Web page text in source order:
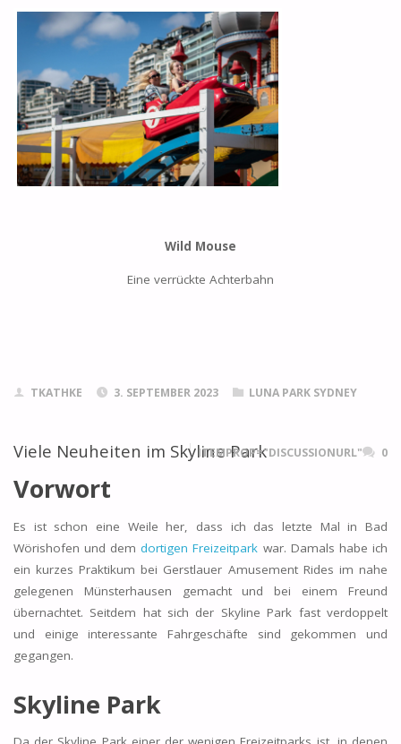
Wild Mouse
Eine verrückte Achterbahn
TKATHKE 3. SEPTEMBER 2023 LUNA PARK SYDNEY
Viele Neuheiten im Skyline ParkITEMPROP="DISCUSSIONURL" 0
Vorwort
Es ist schon eine Weile her, dass ich das letzte Mal in Bad
Wörishofen und demdortigen Freizeitpark war. Damals habe ich
ein kurzes Praktikum bei Gerstlauer Amusement Rides im nahe
gelegenen Münsterhausen gemacht und bei einem Freund
übernachtet. Seitdem hat sich der Skyline Park fast verdoppelt
und einige interessante Fahrgeschäfte sind gekommen und
gegangen.
Skyline Park